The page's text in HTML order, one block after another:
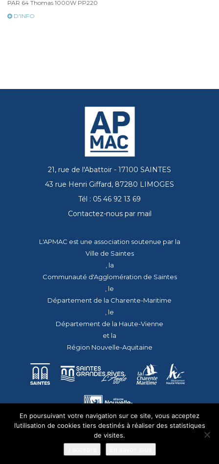
PAR 64 Thomas 1000W PP220
D'INFO
21, rue de l'Abattoir - 17100 SAINTES
43 rue Henri Giffard, 87280 LIMOGES
Tél : 05 46 92 13 69
Contactez-nous par mail
L'APMAC est une association soutenue par la
Ville de Saintes
, la
Communauté d'Agglomération de Saintes
, le
Département de la Charente-Maritime
, le
Département de la Haute-Vienne
et la
Région Nouvelle-Aquitaine
© 2026 - Tous droits réservés - apmac.fr - réalisation :
En poursuivant votre navigation sur ce site, vous acceptez
l’utilisation de cookies tiers destinés à réaliser des statistiques
de visites.